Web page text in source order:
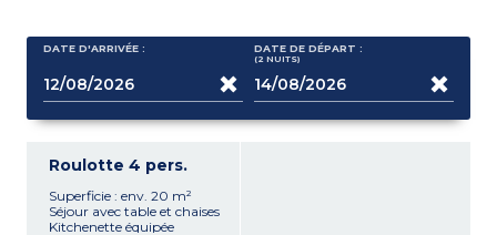
DATE D'ARRIVÉE : DATE DE DÉPART :
(2 NUITS)
Roulotte 4 pers.
Superficie : env. 20 m²
Séjour avec table et chaises
Kitchenette équipée